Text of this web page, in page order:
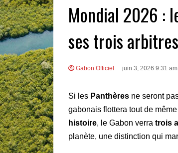
Mondial 2026 :
ses trois
Gabon Officiel juin 3, 2026 9:31 am
Si les Panthères ne seront
gabonais flottera tout de
histoire, le Gabon verra trois
planète, une distinction qui